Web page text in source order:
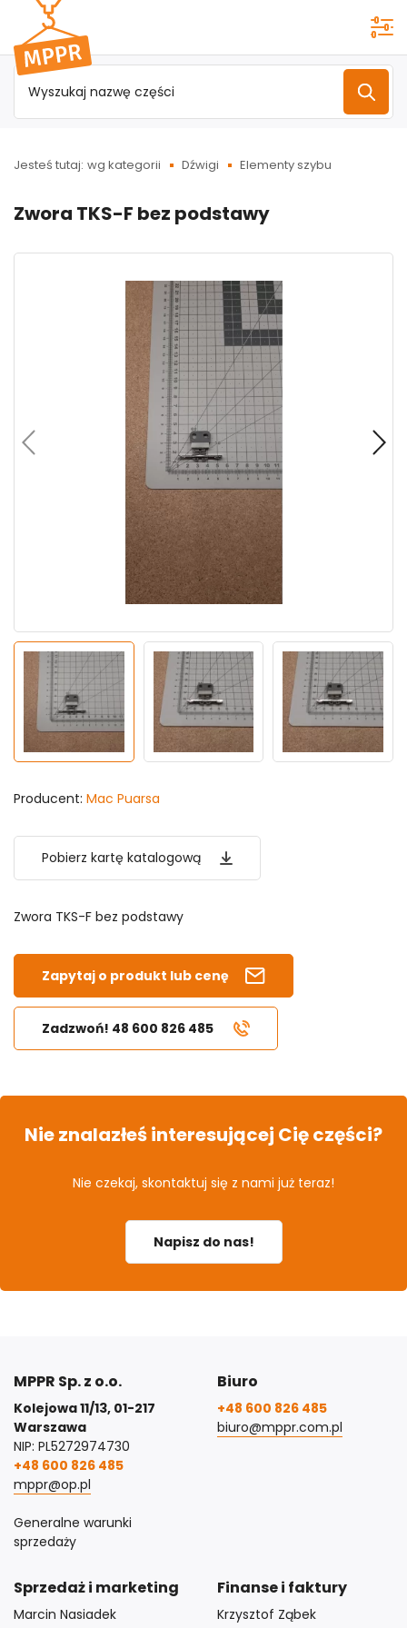
Przejdź do
menu
głównego
Jesteś tutaj: wg kategorii Dźwigi Elementy szybu
Zwora TKS-F bez podstawy
Producent: Mac Puarsa
Pobierz kartę katalogową
Zwora TKS-F bez podstawy
Zapytaj o produkt lub cenę
Zadzwoń! 48 600 826 485
Nie znalazłeś interesującej Cię części?
Nie czekaj, skontaktuj się z nami już teraz!
Napisz do nas!
MPPR Sp. z o.o.
Kolejowa 11/13, 01-217
Warszawa
NIP: PL5272974730
+48 600 826 485
mppr@op.pl
Generalne warunki
sprzedaży
Biuro
+48 600 826 485
biuro@mppr.com.pl
Sprzedaż i marketing
Marcin Nasiadek
Finanse i faktury
Krzysztof Ząbek